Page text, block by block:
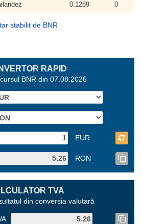
0.1289 0
stabilit de BNR
RAPID
BNR din 07.08.2026
EUR
RON
TVA
din conversia valutară